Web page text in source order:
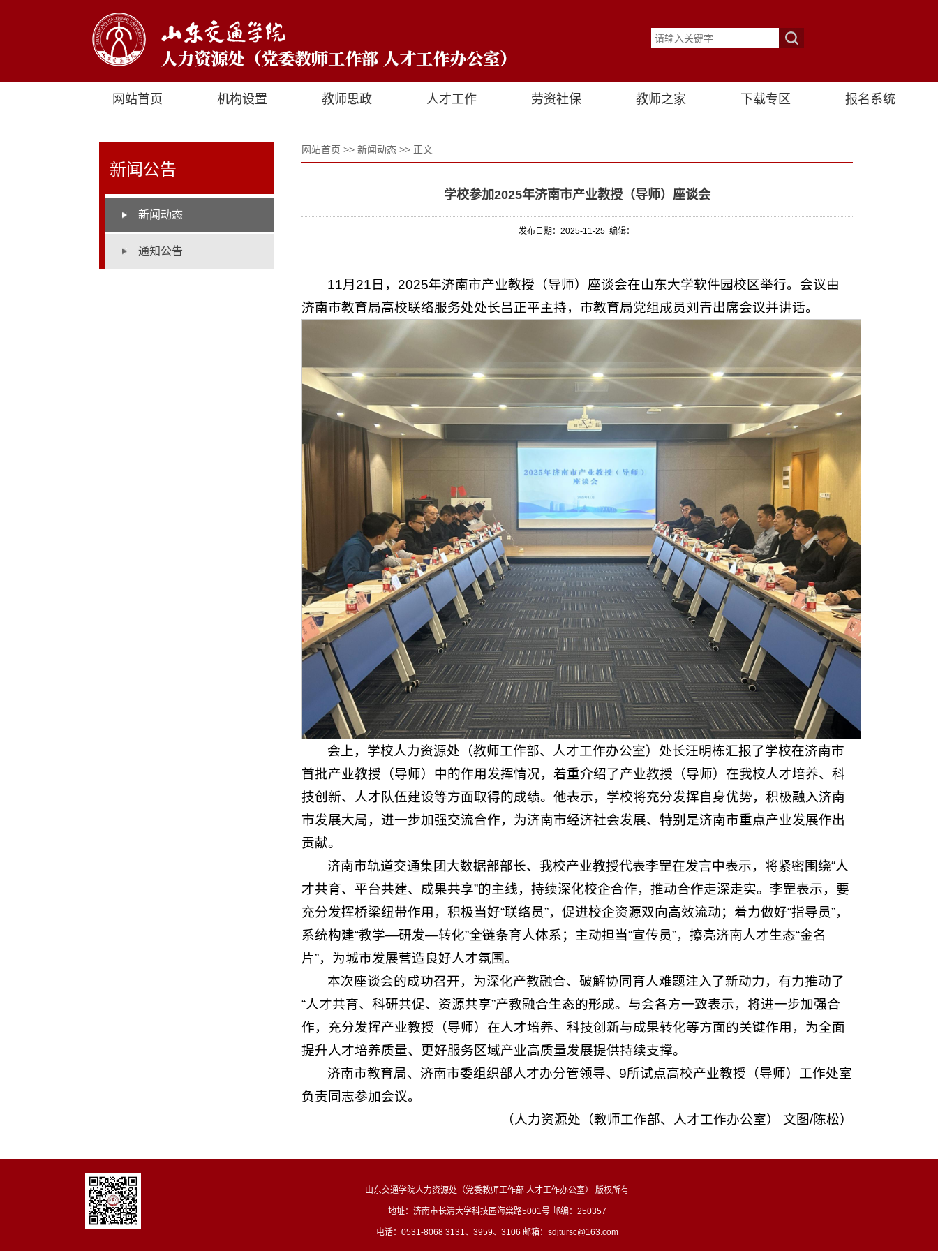
网站首页 机构设置 教师思政 人才工作 劳资社保 教师之家 下载专区 报名系统
新闻公告
新闻动态
通知公告
网站首页 >> 新闻动态 >> 正文
学校参加2025年济南市产业教授（导师）座谈会
发布日期：2025-11-25 编辑：
11月21日，2025年济南市产业教授（导师）座谈会在山东大学软件园校区举行。会议由
济南市教育局高校联络服务处处长吕正平主持，市教育局党组成员刘青出席会议并讲话。
会上，学校人力资源处（教师工作部、人才工作办公室）处长汪明栋汇报了学校在济南市
首批产业教授（导师）中的作用发挥情况，着重介绍了产业教授（导师）在我校人才培养、科
技创新、人才队伍建设等方面取得的成绩。他表示，学校将充分发挥自身优势，积极融入济南
市发展大局，进一步加强交流合作，为济南市经济社会发展、特别是济南市重点产业发展作出
贡献。
济南市轨道交通集团大数据部部长、我校产业教授代表李罡在发言中表示，将紧密围绕“人
才共育、平台共建、成果共享”的主线，持续深化校企合作，推动合作走深走实。李罡表示，要
充分发挥桥梁纽带作用，积极当好“联络员”，促进校企资源双向高效流动；着力做好“指导员”，
系统构建“教学—研发—转化”全链条育人体系；主动担当“宣传员”，擦亮济南人才生态“金名
片”，为城市发展营造良好人才氛围。
本次座谈会的成功召开，为深化产教融合、破解协同育人难题注入了新动力，有力推动了
“人才共育、科研共促、资源共享”产教融合生态的形成。与会各方一致表示，将进一步加强合
作，充分发挥产业教授（导师）在人才培养、科技创新与成果转化等方面的关键作用，为全面
提升人才培养质量、更好服务区域产业高质量发展提供持续支撑。
济南市教育局、济南市委组织部人才办分管领导、9所试点高校产业教授（导师）工作处室
负责同志参加会议。
（人力资源处（教师工作部、人才工作办公室） 文图/陈松）
山东交通学院人力资源处（党委教师工作部 人才工作办公室） 版权所有
地址：济南市长清大学科技园海棠路5001号 邮编：250357
电话：0531-8068 3131、3959、3106 邮箱：sdjtursc@163.com